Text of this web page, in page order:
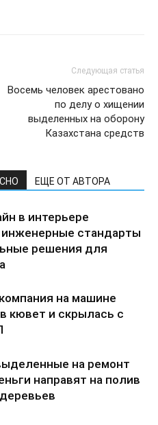
Следующая статья
Восемь человек арестовано
по делу о хищении
выделенных на оборону
Казахстана средств
ЕЩЕ ОТ АВТОРА
в интерьере
инженерные стандарты
решения для
на машине
кювет и скрылась с
на ремонт
направят на полив